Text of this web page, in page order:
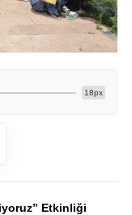
18px
Etkinliği